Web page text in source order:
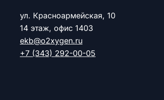
ул. Красноармейская, 10
14 этаж, офис 1403
ekb@o2xygen.ru
+7 (343) 292-00-05